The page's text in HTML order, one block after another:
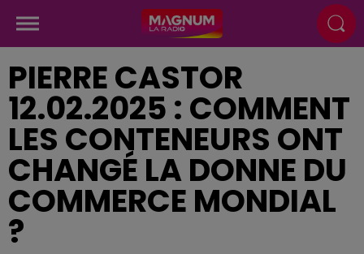
PIERRE CASTOR
12.02.2025 : COMMENT
LES CONTENEURS ONT
CHANGÉ LA DONNE DU
COMMERCE MONDIAL
?